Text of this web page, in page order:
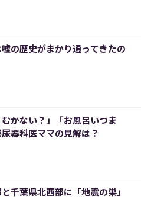
の歴史がまかり通ってきたの
むかない？」「お風呂いつま
器科医ママの見解は？
千葉県北西部に「地震の巣」